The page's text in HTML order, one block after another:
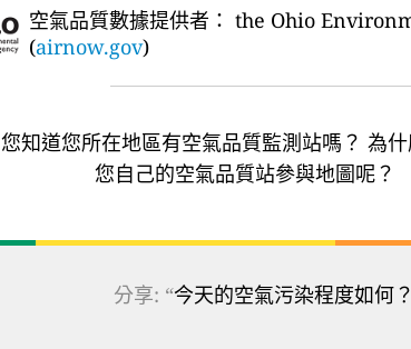
空氣品質數據提供者： the Ohio
(airnow.gov)
您知道您所在地區有空氣品質監測站嗎？ 為
您自己的空氣品質站參與地圖呢？
分享: “今天的空氣污染程度如何